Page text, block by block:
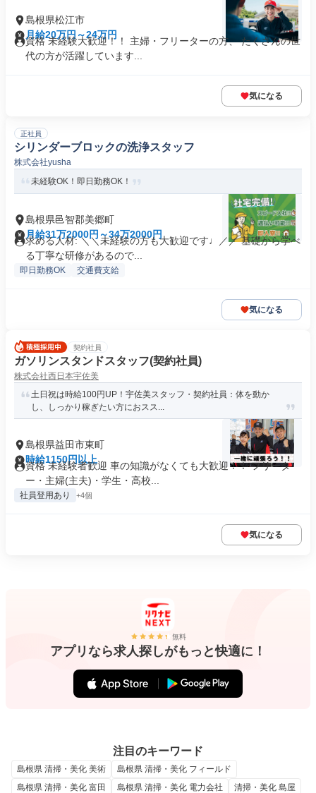
島根県松江市
月給20万円～24万円
資格 未経験大歓迎！！ 主婦・フリーターの方、 たくさんの世
代の方が活躍しています...
気になる
正社員
シリンダーブロックの洗浄スタッフ
株式会社yusha
未経験OK！即日勤務OK！
島根県邑智郡美郷町
月給31万2000円～34万2000円
求める人材: ＼＼未経験の方も大歓迎です♩／／ 基礎から学べ
る丁寧な研修があるので...
即日勤務OK 交通費支給
気になる
契約社員
ガソリンスタンドスタッフ​(契約社員)
株式会社西日本宇佐美
土日祝は時給100円UP！宇佐美スタッフ・契約社員：体を動か
し、しっかり稼ぎたい方におスス...
島根県益田市東町
時給1150円以上
資格 未経験者歓迎 車の知識がなくても大歓迎！！ フリータ
ー・主婦(主夫)・学生・高校...
社員登用あり +4個
気になる
無料
アプリなら求人探しがもっと快適に！
注目のキーワード
島根県 清掃・美化 美術
島根県 清掃・美化 フィールド
島根県 清掃・美化 富田
島根県 清掃・美化 電力会社 清掃・美化 島屋